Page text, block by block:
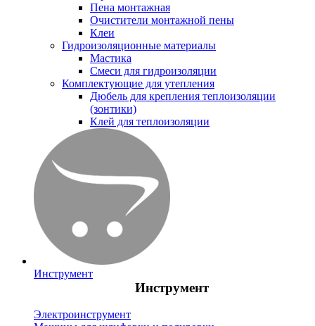
Пена монтажная
Очистители монтажной пены
Клеи
Гидроизоляционные материалы
Мастика
Смеси для гидроизоляции
Комплектующие для утепления
Дюбель для крепления теплоизоляции
(зонтики)
Клей для теплоизоляции
Инструмент
Инструмент
Электроинструмент